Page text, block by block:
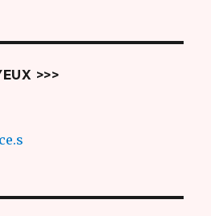
>>>